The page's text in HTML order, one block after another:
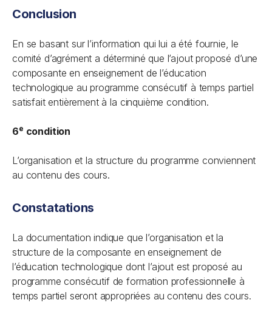
Conclusion
En se basant sur l’information qui lui a été fournie, le
comité d’agrément a déterminé que l’ajout proposé d’une
composante en enseignement de l’éducation
technologique au programme consécutif à temps partiel
satisfait entièrement à la cinquième condition.
6e condition
L’organisation et la structure du programme conviennent
au contenu des cours.
Constatations
La documentation indique que l’organisation et la
structure de la composante en enseignement de
l’éducation technologique dont l’ajout est proposé au
programme consécutif de formation professionnelle à
temps partiel seront appropriées au contenu des cours.